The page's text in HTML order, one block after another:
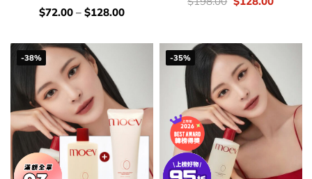
價
錢：
$72.00– $128.00 錢： price
-38% -35%